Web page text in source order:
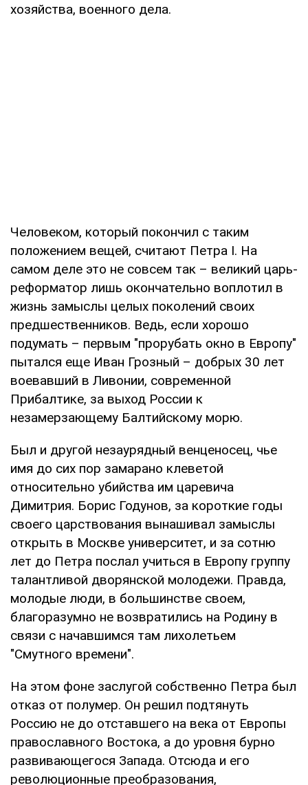
хозяйства, военного дела.
Человеком, который покончил с таким
положением вещей, считают Петра I. На
самом деле это не совсем так – великий царь-
реформатор лишь окончательно воплотил в
жизнь замыслы целых поколений своих
предшественников. Ведь, если хорошо
подумать – первым "прорубать окно в Европу"
пытался еще Иван Грозный – добрых 30 лет
воевавший в Ливонии, современной
Прибалтике, за выход России к
незамерзающему Балтийскому морю.
Был и другой незаурядный венценосец, чье
имя до сих пор замарано клеветой
относительно убийства им царевича
Димитрия. Борис Годунов, за короткие годы
своего царствования вынашивал замыслы
открыть в Москве университет, и за сотню
лет до Петра послал учиться в Европу группу
талантливой дворянской молодежи. Правда,
молодые люди, в большинстве своем,
благоразумно не возвратились на Родину в
связи с начавшимся там лихолетьем
"Смутного времени".
На этом фоне заслугой собственно Петра был
отказ от полумер. Он решил подтянуть
Россию не до отставшего на века от Европы
православного Востока, а до уровня бурно
развивающегося Запада. Отсюда и его
революционные преобразования,